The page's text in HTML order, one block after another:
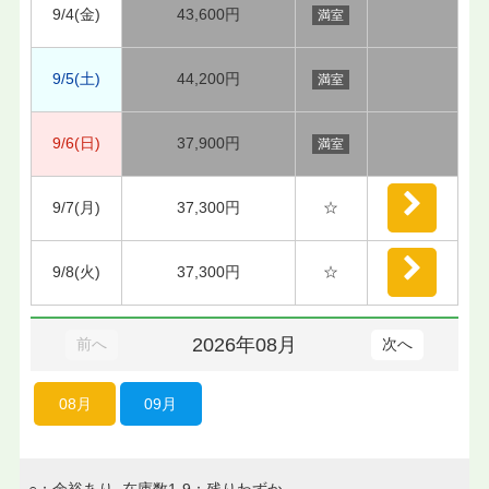
9/4(金) 43,600円 満室
9/5(土) 44,200円 満室
9/6(日) 37,900円 満室
9/7(月) 37,300円 ☆
9/8(火) 37,300円 ☆
前へ 2026年08月 次へ
08月 09月